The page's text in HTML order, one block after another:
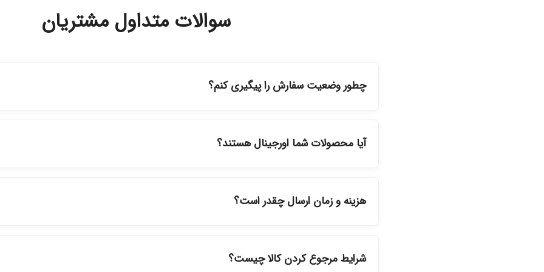
سوالات متداول مشتریان
چطور وضعیت سفارش را پیگیری کنم؟
آیا محصولات شما اورجینال هستند؟
هزینه و زمان ارسال چقدر است؟
شرایط مرجوع کردن کالا چیست؟